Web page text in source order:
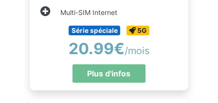
Multi-SIM Internet
Série spéciale 5G
20.99€/mois
Plus d'infos